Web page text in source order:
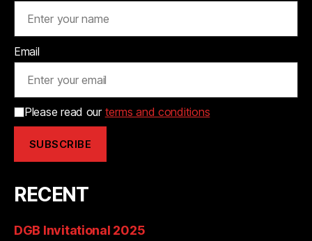
Email
Please read our terms and conditions
RECENT
DGB Invitational 2025